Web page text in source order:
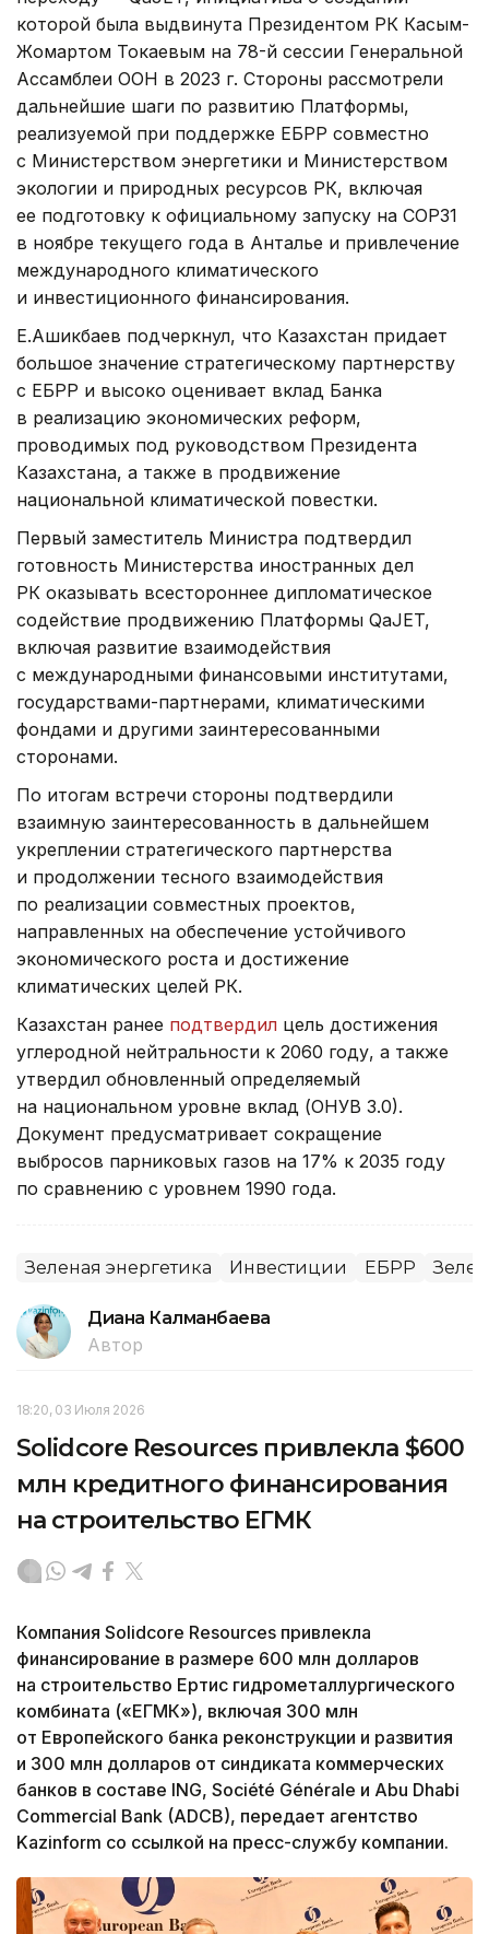
которой была выдвинута Президентом РК Касым-
Жомартом Токаевым на 78-й сессии Генеральной
Ассамблеи ООН в 2023 г. Стороны рассмотрели
дальнейшие шаги по развитию Платформы,
реализуемой при поддержке ЕБРР совместно
с Министерством энергетики и Министерством
экологии и природных ресурсов РК, включая
ее подготовку к официальному запуску на COP31
в ноябре текущего года в Анталье и привлечение
международного климатического
и инвестиционного финансирования.
Е.Ашикбаев подчеркнул, что Казахстан придает
большое значение стратегическому партнерству
с ЕБРР и высоко оценивает вклад Банка
в реализацию экономических реформ,
проводимых под руководством Президента
Казахстана, а также в продвижение
национальной климатической повестки.
Первый заместитель Министра подтвердил
готовность Министерства иностранных дел
РК оказывать всестороннее дипломатическое
содействие продвижению Платформы QaJET,
включая развитие взаимодействия
с международными финансовыми институтами,
государствами-партнерами, климатическими
фондами и другими заинтересованными
сторонами.
По итогам встречи стороны подтвердили
взаимную заинтересованность в дальнейшем
укреплении стратегического партнерства
и продолжении тесного взаимодействия
по реализации совместных проектов,
направленных на обеспечение устойчивого
экономического роста и достижение
климатических целей РК.
Казахстан ранее подтвердил цель достижения
углеродной нейтральности к 2060 году, а также
утвердил обновленный определяемый
на национальном уровне вклад (ОНУВ 3.0).
Документ предусматривает сокращение
выбросов парниковых газов на 17% к 2035 году
по сравнению с уровнем 1990 года.
Зеленая энергетика Инвестиции ЕБРР
Диана Калманбаева
Автор
18:20, 03 Июля 2026
Solidcore Resources привлекла $600
млн кредитного финансирования
на строительство ЕГМК
Компания Solidcore Resources привлекла
финансирование в размере 600 млн долларов
на строительство Ертис гидрометаллургического
комбината («ЕГМК»), включая 300 млн
от Европейского банка реконструкции и развития
и 300 млн долларов от синдиката коммерческих
банков в составе ING, Société Générale и Abu Dhabi
Commercial Bank (ADCB), передает агентство
Kazinform со ссылкой на пресс-службу компании.